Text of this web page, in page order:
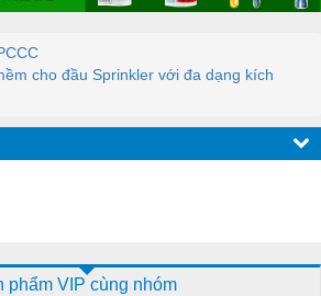
cho đầu Sprinkler với đa dạng kích
phẩm VIP cùng nhóm